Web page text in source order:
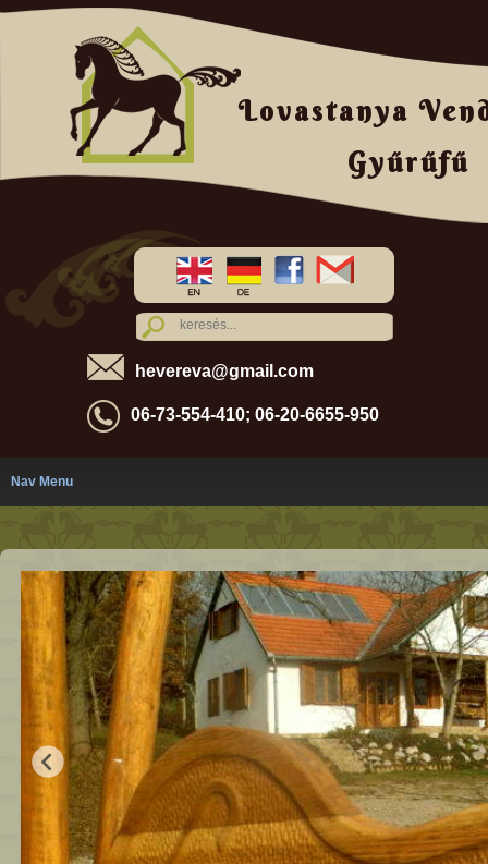
Lovastanya
Gyűrűfű
hevereva@gmail.com
06-73-554-410; 06-20-6655-950
Nav Menu